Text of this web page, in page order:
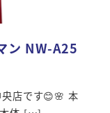
ン NW-A25
店です😊🌸 本